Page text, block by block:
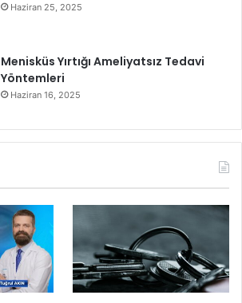
Haziran 25, 2025
Menisküs Yırtığı Ameliyatsız Tedavi
Yöntemleri
Haziran 16, 2025